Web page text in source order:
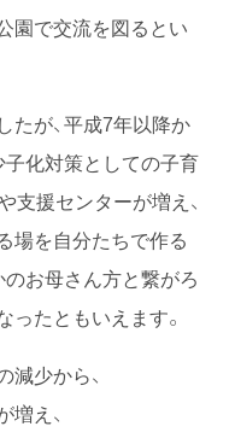
園で交流を図るとい
たが、平成7年以降か
子化対策としての子育
支援センターが増え、
場を自分たちで作る
お母さん方と繋がろ
たともいえます。
減少から、
増え、